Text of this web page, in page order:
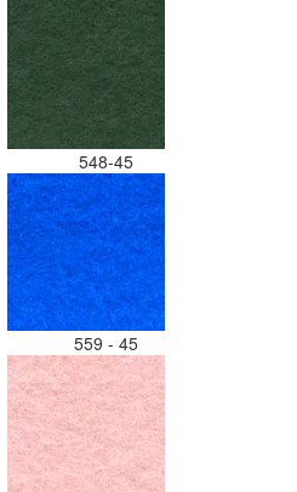
548-45
559 - 45